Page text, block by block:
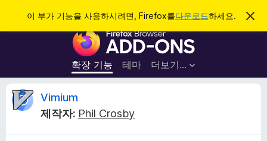
이 부가 기능을 사용하시려면, Firefox를다운로드하세요.
이
림
F
r
e
x
확장 기능 테마 더보기…
로그인
V
Vimium
제작자: Phil Crosby